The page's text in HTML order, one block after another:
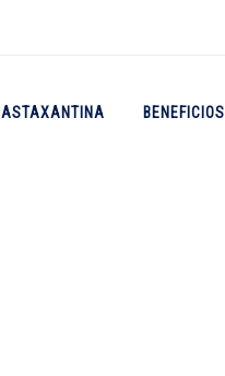
ASTAXANTINA BENEFICIOS